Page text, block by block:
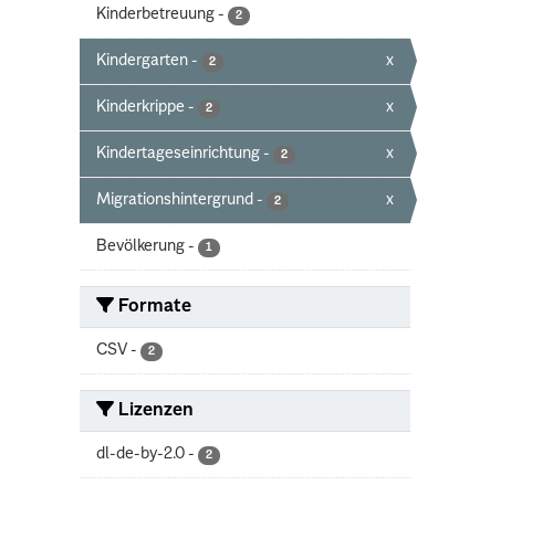
Kinderbetreuung - 2
Kindergarten - 2 x
Kinderkrippe - 2 x
Kindertageseinrichtung - 2 x
Migrationshintergrund - 2 x
Bevölkerung - 1
Formate
CSV - 2
Lizenzen
dl-de-by-2.0 - 2